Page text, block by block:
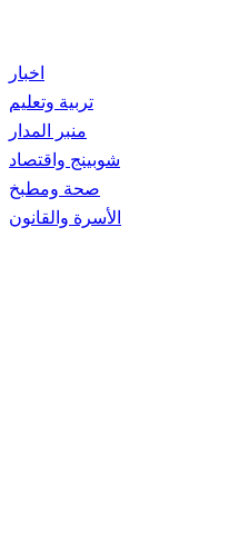
اخبار
تربية وتعليم
منبر المدار
شوبينج واقتصاد
صحة ومطبخ
الأسرة والقانون